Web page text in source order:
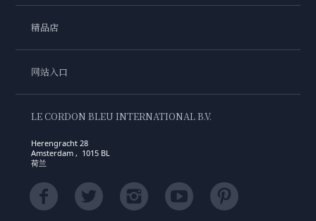
精品店
网站入口
LE CORDON BLEU INTERNATIONAL B.V.
Herengracht 28
Amsterdam , 1015 BL
荷兰